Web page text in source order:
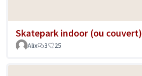
Skatepark indoor (ou couvert)
Alix
3 25